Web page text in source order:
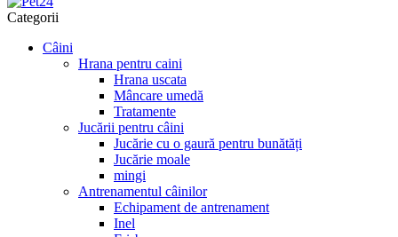
Categorii
Câini
Hrana pentru caini
Hrana uscata
Mâncare umedă
Tratamente
Jucării pentru câini
Jucărie cu o gaură pentru bunătăți
Jucărie moale
mingi
Antrenamentul câinilor
Echipament de antrenament
Inel